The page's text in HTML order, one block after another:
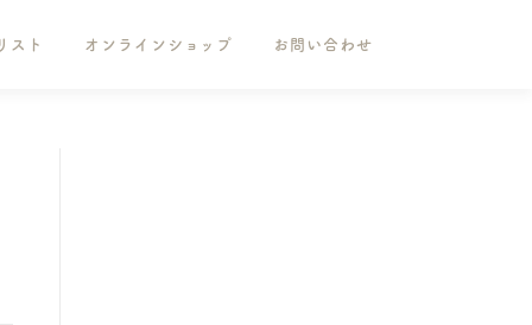
スト オンラインショップ お問い合わせ